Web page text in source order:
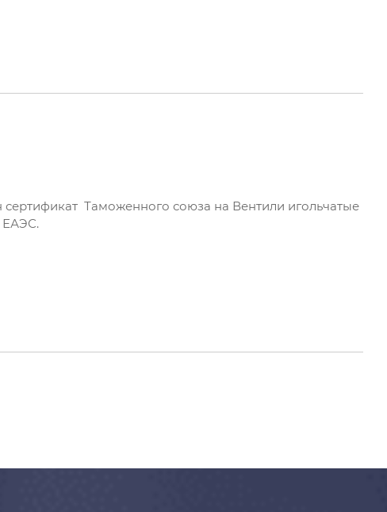
Таможенного союза на Вентили игольчатые
ЕАЭС.